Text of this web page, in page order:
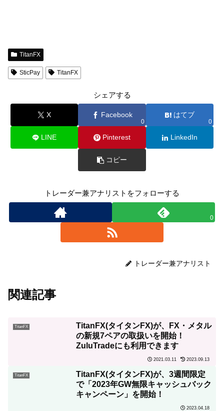
TitanFX
SticPay TitanFX
シェアする
X Facebook
0
はてブ
0
LINE Pinterest LinkedIn
コピー
トレーダー兼アナリストをフォローする
0
トレーダー兼アナリスト
関連記事
TitanFX
TitanFX(タイタンFX)が、FX・メタル
の新規7ペアの取扱いを開始！
ZuluTradeにも利用できます
2021.03.11 2023.09.13
TitanFX
TitanFX(タイタンFX)が、3週間限定
で「2023年GW無限キャッシュバック
キャンペーン」を開始！
2023.04.18